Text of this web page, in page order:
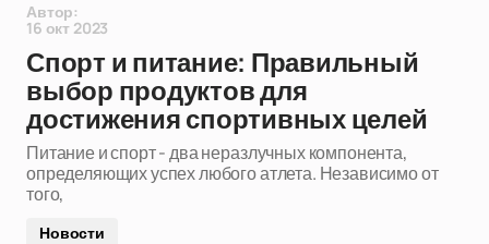
Автор:
16 окт 2023
Спорт и питание: Правильный
выбор продуктов для
достижения спортивных целей
Питание и спорт - два неразлучных компонента,
определяющих успех любого атлета. Независимо от
того,
Новости